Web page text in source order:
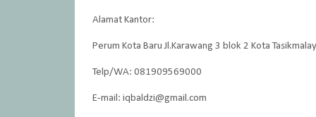
Alamat Kantor:
Perum Kota Baru Jl.Karawang 3 blok 2 Kota
Telp/WA: 081909569000
E-mail: iqbaldzi@gmail.com